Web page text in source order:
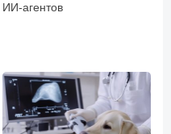
ИИ-агентов